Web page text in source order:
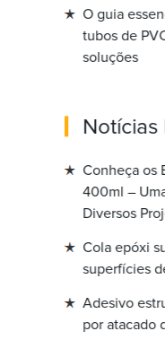
O guia
tubos de
soluções
Notícias
Conheça os
400ml –
Diversos
Cola epóxi
superfícies
Adesivo
por atacado